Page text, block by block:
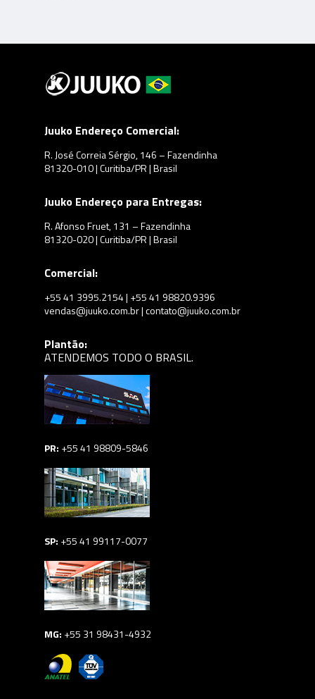
Juuko Endereço Comercial:
R. José Correia Sérgio, 146 – Fazendinha
81320-010 | Curitiba/PR | Brasil
Juuko Endereço para Entregas:
R. Afonso Fruet, 131 – Fazendinha
81320-020 | Curitiba/PR | Brasil
Comercial:
+55 41 3995.2154 | +55 41 98820.9396
vendas@juuko.com.br | contato@juuko.com.br
Plantão:
ATENDEMOS TODO O BRASIL.
PR: +55 41 98809-5846
SP: +55 41 99117-0077
MG: +55 31 98431-4932